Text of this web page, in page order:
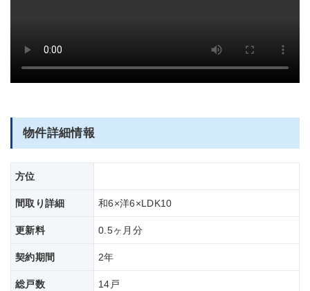
部屋全体
物件詳細情報
方位
間取り詳細 和6×洋6×LDK10
更新料 0.5ヶ月分
契約期間 2年
総戸数 14戸